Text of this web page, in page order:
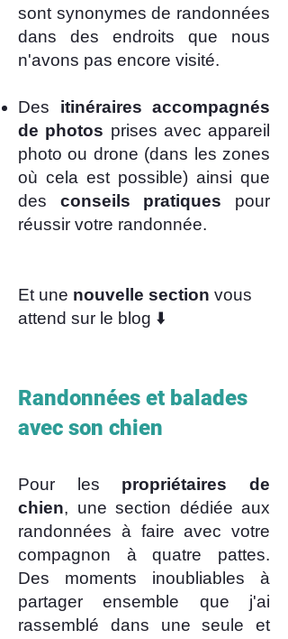
sont synonymes de randonnées
dans des endroits que nous
n'avons pas encore visité.
Des itinéraires accompagnés
de photos prises avec appareil
photo ou drone (dans les zones
où cela est possible) ainsi que
des conseils pratiques pour
réussir votre randonnée.
Et une nouvelle section vous
attend sur le blog ⬇️
Randonnées et balades
avec son chien
Pour les propriétaires de
chien, une section dédiée aux
randonnées à faire avec votre
compagnon à quatre pattes.
Des moments inoubliables à
partager ensemble que j'ai
rassemblé dans une seule et